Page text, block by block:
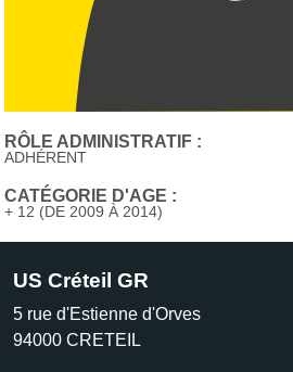
RÔLE ADMINISTRATIF :
ADHÉRENT
CATÉGORIE D'AGE :
+ 12 (DE 2009 À 2014)
US Créteil GR
5 rue d'Estienne d'Orves
94000 CRETEIL